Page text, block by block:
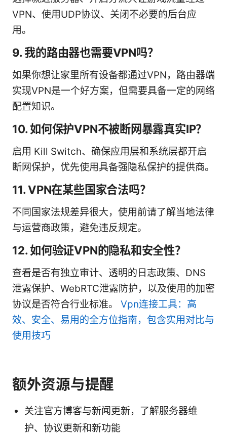
VPN、使用UDP协议、关闭不必要的后台应
用。
9. 我的路由器也需要VPN吗？
如果你想让家里所有设备都通过VPN，路由器端
实现VPN是一个好方案，但需要具备一定的网络
配置知识。
10. 如何保护VPN不被断网暴露真实IP？
启用 Kill Switch、确保应用层和系统层都开启
断网保护，优先使用具备强隐私保护的提供商。
11. VPN在某些国家合法吗？
不同国家法规差异很大，使用前请了解当地法律
与运营商政策，避免违反规定。
12. 如何验证VPN的隐私和安全性？
查看是否有独立审计、透明的日志政策、DNS
泄露保护、WebRTC泄露防护，以及使用的加密
协议是否符合行业标准。 Vpn连接工具：高
效、安全、易用的全方位指南，包含实用对比与
使用技巧
额外资源与提醒
关注官方博客与新闻更新，了解服务器维
护、协议更新和新功能